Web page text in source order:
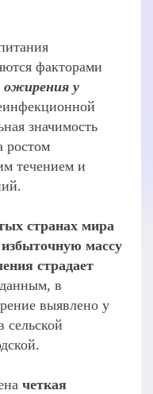
факторами
ожирения у
значимость
ростом
течением и
странах мира
массу
страдает
в
выявлено у
четкая